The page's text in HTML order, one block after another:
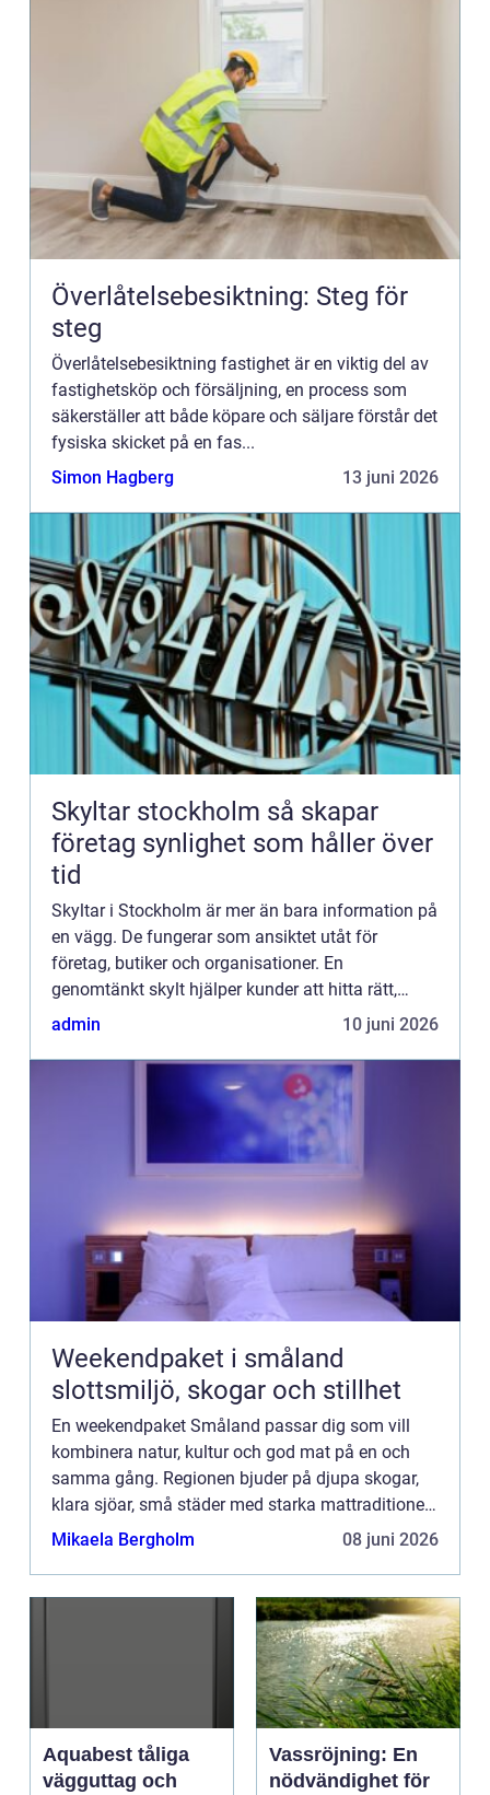
Överlåtelsebesiktning: Steg för
steg
Överlåtelsebesiktning fastighet är en viktig del av
fastighetsköp och försäljning, en process som
säkerställer att både köpare och säljare förstår det
fysiska skicket på en fas...
Simon Hagberg
13 juni 2026
Skyltar stockholm så skapar
företag synlighet som håller över
tid
Skyltar i Stockholm är mer än bara information på
en vägg. De fungerar som ansiktet utåt för
företag, butiker och organisationer. En
genomtänkt skylt hjälper kunder att hitta rätt,
förstärker varumärket och gör verksamheten
admin 10 juni 2026
Weekendpaket i småland
slottsmiljö, skogar och stillhet
En weekendpaket Småland passar dig som vill
kombinera natur, kultur och god mat på en och
samma gång. Regionen bjuder på djupa skogar,
klara sjöar, små städer med starka mattraditioner
och historiska miljöer som skapar en känsla av att
Mikaela Bergholm 08 juni 2026
Aquabest tåliga
vägguttag och
Vassröjning: En
nödvändighet för